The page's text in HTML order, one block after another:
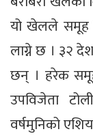
यो खेलले समूह
लाग्ने छ । ३२
छन् । हरेक
उपविजेता
वर्षमुनिको